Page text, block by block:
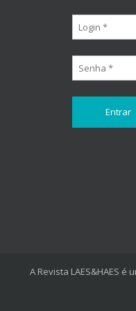
A Revista LAES&HAES